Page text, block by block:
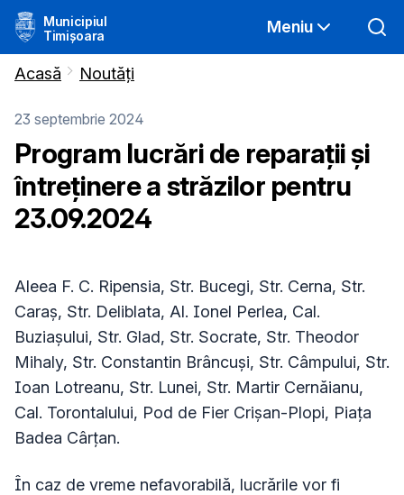
Municipiul
Timișoara
Meniu
Acasă Noutăți
23 septembrie 2024
Program lucrări de reparații și
întreținere a străzilor pentru
23.09.2024
Aleea F. C. Ripensia, Str. Bucegi, Str. Cerna, Str.
Caraș, Str. Deliblata, Al. Ionel Perlea, Cal.
Buziașului, Str. Glad, Str. Socrate, Str. Theodor
Mihaly, Str. Constantin Brâncuși, Str. Câmpului, Str.
Ioan Lotreanu, Str. Lunei, Str. Martir Cernăianu,
Cal. Torontalului, Pod de Fier Crișan-Plopi, Piața
Badea Cârțan.
În caz de vreme nefavorabilă, lucrările vor fi